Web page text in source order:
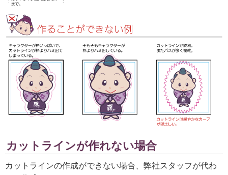
カットラインが作れない場合
カットラインの作成ができない場合、弊社スタッフが代わ